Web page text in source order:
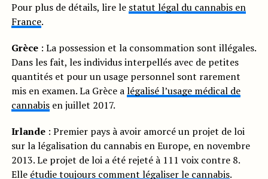
Pour plus de détails, lire le statut légal du cannabis en
France.
Grèce: La possession et la consommation sont illégales.
Dans les fait, les individus interpellés avec de petites
quantités et pour un usage personnel sont rarement
mis en examen. La Grèce alégalisé l’usage médical de
cannabisen juillet 2017.
Irlande: Premier pays à avoir amorcé un projet de loi
sur la légalisation du cannabis en Europe, en novembre
2013. Le projet de loi a été rejeté à 111 voix contre 8.
Elle étudie toujours comment légaliser le cannabis.